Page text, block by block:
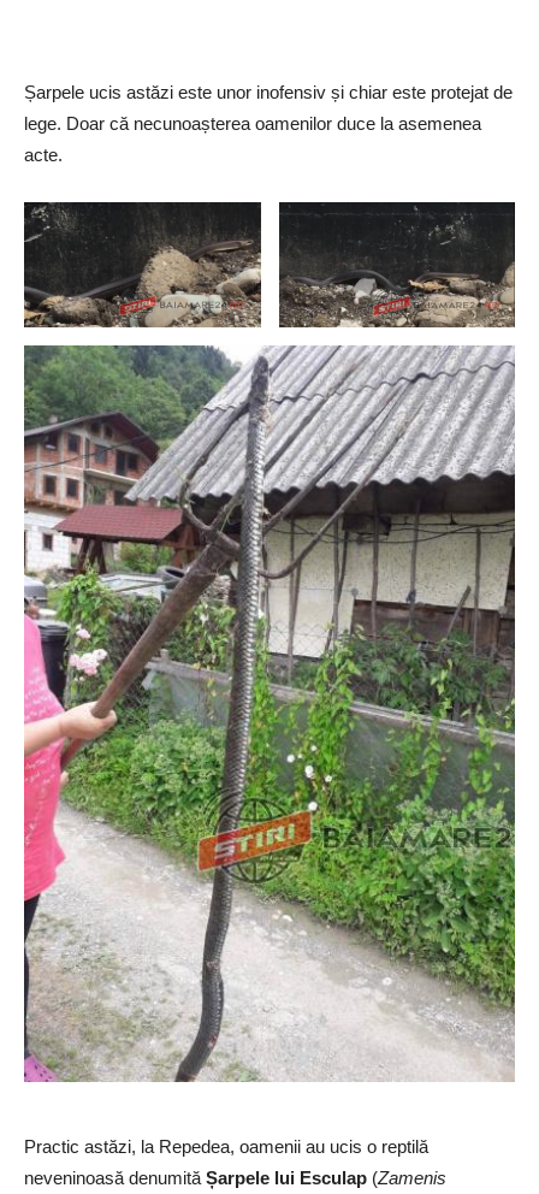
Șarpele ucis astăzi este unor inofensiv și chiar este protejat de
lege. Doar că necunoașterea oamenilor duce la asemenea
acte.
Practic astăzi, la Repedea, oamenii au ucis o reptilă
neveninoasă denumităȘarpele lui Esculap (Zamenis